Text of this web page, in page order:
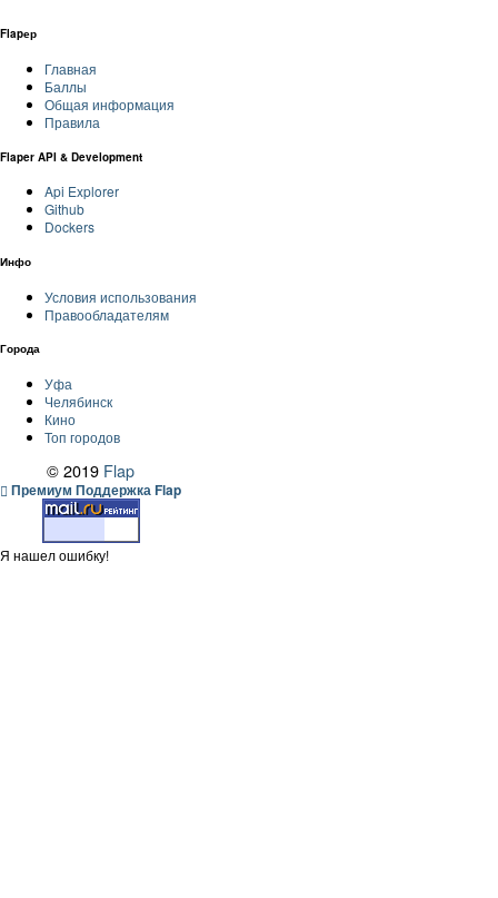
Flapер
Главная
Баллы
Общая информация
Правила
Flaper API & Development
Api Explorer
Github
Dockers
Инфо
Условия использования
Правообладателям
Города
Уфа
Челябинск
Кино
Топ городов
© 2019 Flap
Премиум Поддержка Flap
Я нашел ошибку!